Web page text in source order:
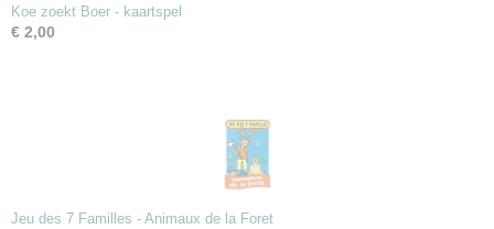
Koe zoekt Boer - kaartspel
€ 2,00
Jeu des 7 Familles - Animaux de la Foret